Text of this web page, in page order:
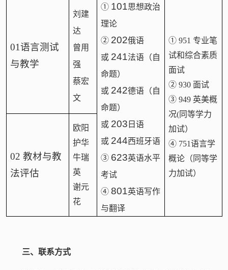
01语言测试
与教学
刘建
达
曾用
强
蔡宏
文
① 101思想政治
理论
② 202俄语
或 241法语（自
命题）
或 242德语（自
命题）
或 203 日语
或 244西班牙语
③ 623英语水平
考试
④ 801英语写作
与翻译
① 951 专业笔
试和综合素质
面试
②930 面试
③949 英美概
况(同等学力
加试）
④751语言学
概论（同等学
力加试）
02 教材与教
法评估
欧阳
护华
牛瑞
英
谢元
花
三、联系方式